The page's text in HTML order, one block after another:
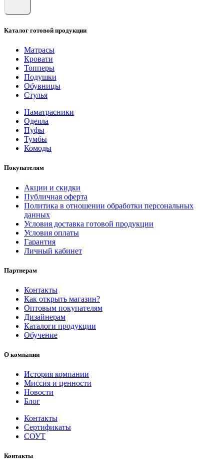
Каталог готовой продукции
Матрасы
Кровати
Топперы
Подушки
Обувницы
Стулья
Наматрасники
Одеяла
Пуфы
Тумбы
Комоды
Покупателям
Акции и скидки
Публичная оферта
Политика в отношении обработки персональных
данных
Условия доставка готовой продукции
Условия оплаты
Гарантия
Личный кабинет
Партнерам
Контакты
Как открыть магазин?
Оптовым покупателям
Дизайнерам
Каталоги продукции
Обучение
О компании
История компании
Миссия и ценности
Новости
Блог
Контакты
Сертификаты
СОУТ
Контакты